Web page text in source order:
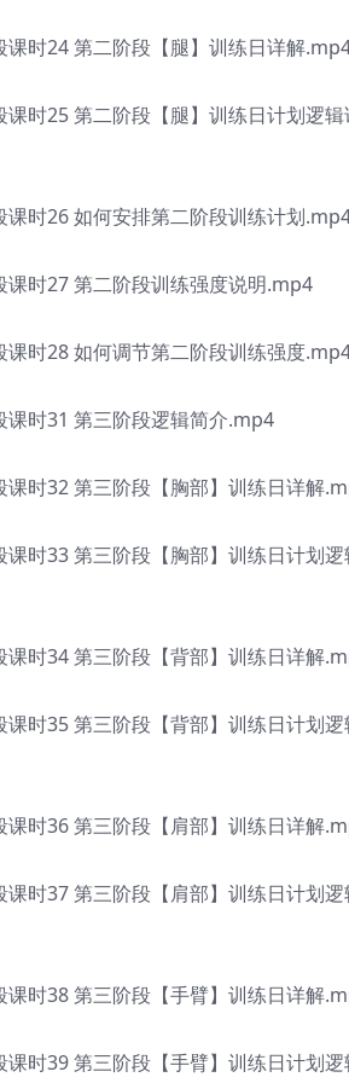
时24 第二阶段【腿】训练日详解
时25 第二阶段【腿】训练日计划逻辑
时26 如何安排第二阶段训练计划
时27 第二阶段训练强度说明.mp4
时28 如何调节第二阶段训练强度
时31 第三阶段逻辑简介.mp4
时32 第三阶段【胸部】训练日详解
时33 第三阶段【胸部】训练日计划逻
时34 第三阶段【背部】训练日详解
时35 第三阶段【背部】训练日计划逻
时36 第三阶段【肩部】训练日详解
时37 第三阶段【肩部】训练日计划逻
时38 第三阶段【手臂】训练日详解
时39 第三阶段【手臂】训练日计划逻